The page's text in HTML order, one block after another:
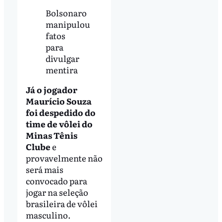
Bolsonaro
manipulou
fatos
para
divulgar
mentira
Já o jogador
Maurício Souza
foi despedido do
time de vôlei do
Minas Tênis
Clubee
provavelmente não
será mais
convocado para
jogar na seleção
brasileira de vôlei
masculino.